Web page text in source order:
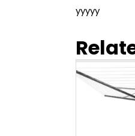
yyyyy